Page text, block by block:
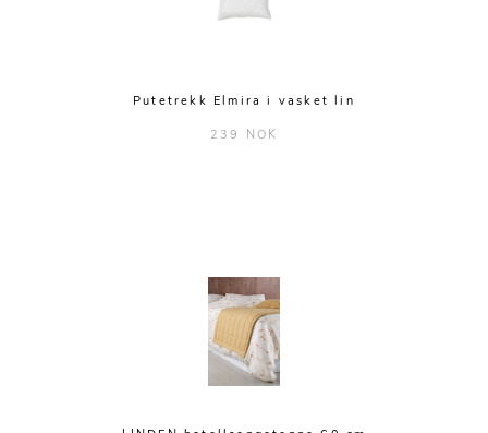
Putetrekk Elmira i vasket lin
239 NOK